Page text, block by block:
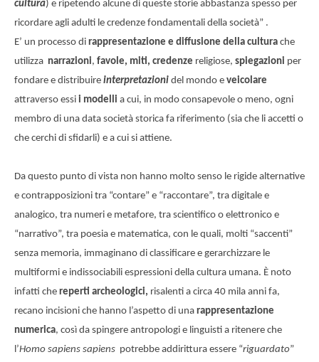
cultura) e ripetendo alcune di queste storie abbastanza spesso per
ricordare agli adulti le credenze fondamentali della società” .
E’ un processo di rappresentazione e diffusione della cultura che
utilizza narrazioni, favole, miti, credenze religiose, spiegazioni per
fondare e distribuire interpretazioni del mondo e veicolare
attraverso essi i modelli a cui, in modo consapevole o meno, ogni
membro di una data società storica fa riferimento (sia che li accetti o
che cerchi di sfidarli) e a cui si attiene.
Da questo punto di vista non hanno molto senso le rigide alternative
e contrapposizioni tra “contare” e “raccontare”, tra digitale e
analogico, tra numeri e metafore, tra scientifico o elettronico e
“narrativo”, tra poesia e matematica, con le quali, molti “saccenti”
senza memoria, immaginano di classificare e gerarchizzare le
multiformi e indissociabili espressioni della cultura umana. È noto
infatti che reperti archeologici, risalenti a circa 40 mila anni fa,
recano incisioni che hanno l’aspetto di una rappresentazione
numerica, così da spingere antropologi e linguisti a ritenere che
l’Homo sapiens sapiens potrebbe addirittura essere “riguardato”